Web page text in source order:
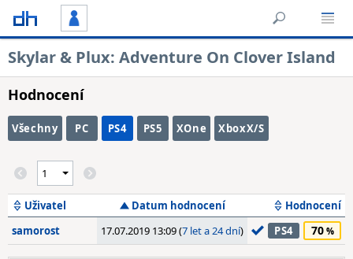
Skylar & Plux: Adventure On Clover Island
Hodnocení
Všechny PC PS4 PS5 XOne XboxX/S
Uživatel Datum hodnocení
Hodnocení
samorost
17.07.2019 13:09 (7 let a 24 dní) PS4 70